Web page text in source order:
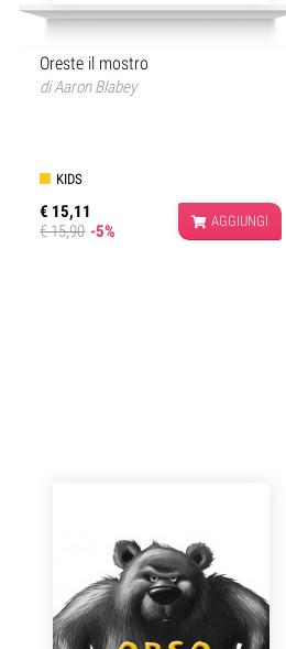
Oreste il mostro
diAaron Blabey
KIDS
€ 15,11
€ 15,90 -5%
AGGIUNGI